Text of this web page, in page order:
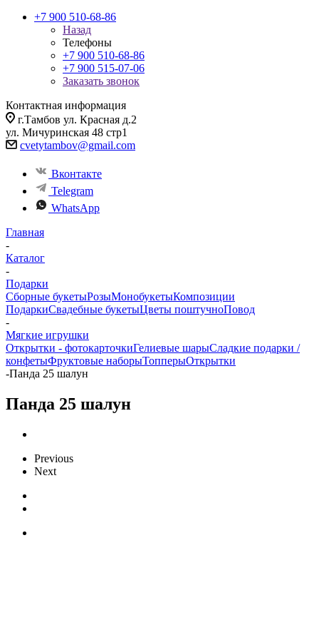
+7 900 510-68-86
Назад
Телефоны
+7 900 510-68-86
+7 900 515-07-06
Заказать звонок
Контактная информация
г.Тамбов ул. Красная д.2
ул. Мичуринская 48 стр1
cvetytambov@gmail.com
Вконтакте
Telegram
WhatsApp
Главная
-
Каталог
-
Подарки
Сборные букетыРозыМонобукетыКомпозиции
ПодаркиСвадебные букетыЦветы поштучноПовод
-
Мягкие игрушки
Открытки - фотокарточкиГелиевые шарыСладкие подарки /
конфетыФруктовые наборыТопперыОткрытки
-Панда 25 шалун
Панда 25 шалун
Previous
Next